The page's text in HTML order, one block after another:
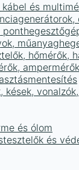
és
hőmérők,
kések,
és ólom
és